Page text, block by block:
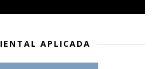
APLICADA